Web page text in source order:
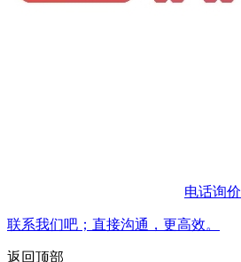
电话询价
联系我们吧；直接沟通，更高效。
返回顶部